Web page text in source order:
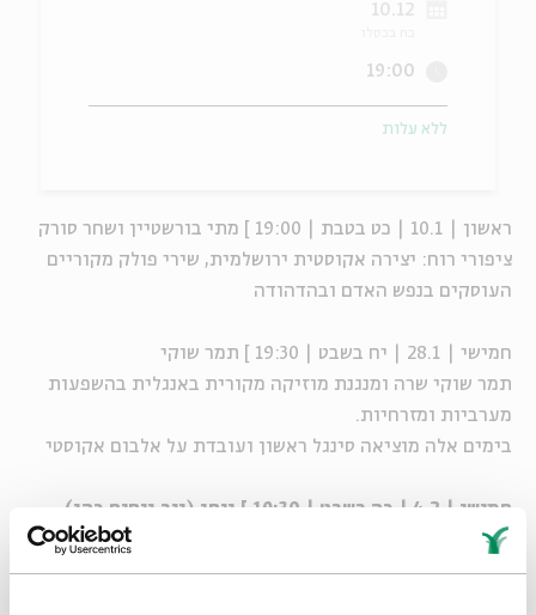
ראשון | 10.1 | כט בטבת | 19:00 ] מתי בורשטיין ושחר סורק
ציפורי רוח: יצירה אקוסטית ירושלמית, שירי פולק מקוריים
העוסקים בנפש האדם ובהדהודה
חמישי | 28.1 | יח בשבט | 19:30 ] תמר שוקי
תמר שוקי שרה ומנגנת מוזיקה מקורית באנגלית בהשפעות
מערביות ומזרחיות.
בימים אלה מוציאה סינגל ראשון ועובדת על אלבום אקוסטי
חמישי | 4.2 | כה בשבט | 19:30 ] ניסו (ניר ניסים כהן)
שירים מתוך אלבום הבכורה "הסטוריה ב". |
על אהבה, התבגרות, חינוך ושלום
10.12
19:00
ללא עלות